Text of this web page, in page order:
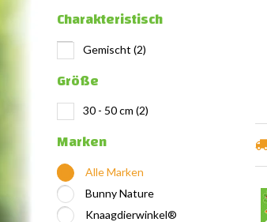
Charakteristisch
Gemischt (2)
Größe
30 - 50 cm (2)
Marken
Alle Marken
Bunny Nature
Knaagdierwinkel®